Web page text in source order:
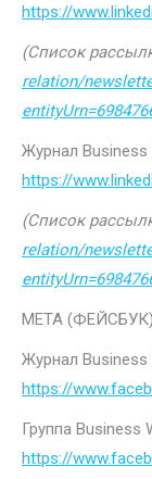
https://
(Список
relation/
Журнал Business
https://
(Список
relation/
МЕТА (ФЕЙСБУК)
Журнал Business
https://
Группа Business
https://